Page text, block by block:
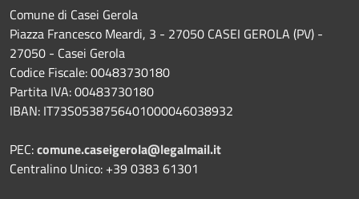
Comune di Casei Gerola
Piazza Francesco Meardi, 3 - 27050 CASEI GEROLA (PV) -
27050 - Casei Gerola
Codice Fiscale: 00483730180
Partita IVA: 00483730180
IBAN: IT73S0538756401000046038932
PEC:comune.caseigerola@legalmail.it
Centralino Unico: +39 0383 61301